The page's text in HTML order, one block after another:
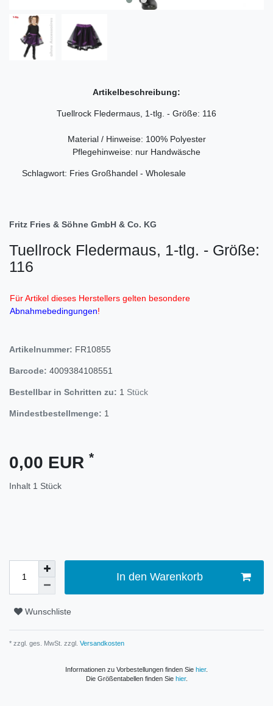
Artikelbeschreibung:
Tuellrock Fledermaus, 1-tlg. - Größe: 116
Material / Hinweise: 100% Polyester
Pflegehinweise: nur Handwäsche
Schlagwort: Fries Großhandel - Wholesale
Fritz Fries & Söhne GmbH & Co. KG
Tuellrock Fledermaus, 1-tlg. - Größe:
116
Für Artikel dieses Herstellers gelten besondere
Abnahmebedingungen!
Artikelnummer: FR10855
Barcode: 4009384108551
Bestellbar in Schritten zu: 1 Stück
Mindestbestellmenge: 1
0,00 EUR *
Inhalt 1 Stück
In den Warenkorb
Wunschliste
* zzgl. ges. MwSt. zzgl. Versandkosten
Informationen zu Vorbestellungen finden Sie hier.
Die Größentabellen finden Sie hier.